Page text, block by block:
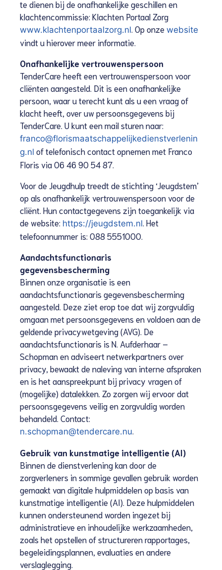
te dienen bij de onafhankelijke geschillen en
klachtencommissie: Klachten Portaal Zorg
www.klachtenportaalzorg.nl . Op onze website
vindt u hierover meer informatie.
Onafhankelijke vertrouwenspersoon
TenderCare heeft een vertrouwenspersoon voor
cliënten aangesteld. Dit is een onafhankelijke
persoon, waar u terecht kunt als u een vraag of
klacht heeft, over uw persoonsgegevens bij
TenderCare. U kunt een mail sturen naar:
franco@florismaatschappelijkedienstverlenin
g.nl of telefonisch contact opnemen met Franco
Floris via 06 46 90 54 87.
Voor de Jeugdhulp treedt de stichting ‘Jeugdstem’
op als onafhankelijk vertrouwenspersoon voor de
cliënt. Hun contactgegevens zijn toegankelijk via
de website: https://jeugdstem.nl . Het
telefoonnummer is: 088 5551000.
Aandachtsfunctionaris
gegevensbescherming
Binnen onze organisatie is een
aandachtsfunctionaris gegevensbescherming
aangesteld. Deze ziet erop toe dat wij zorgvuldig
omgaan met persoonsgegevens en voldoen aan de
geldende privacywetgeving (AVG). De
aandachtsfunctionaris is N. Aufderhaar –
Schopman en adviseert netwerkpartners over
privacy, bewaakt de naleving van interne afspraken
en is het aanspreekpunt bij privacy vragen of
(mogelijke) datalekken. Zo zorgen wij ervoor dat
persoonsgegevens veilig en zorgvuldig worden
behandeld. Contact:
n.schopman@tendercare.nu
Gebruik van kunstmatige intelligentie (AI)
Binnen de dienstverlening kan door de
zorgverleners in sommige gevallen gebruik worden
gemaakt van digitale hulpmiddelen op basis van
kunstmatige intelligentie (AI). Deze hulpmiddelen
kunnen ondersteunend worden ingezet bij
administratieve en inhoudelijke werkzaamheden,
zoals het opstellen of structureren rapportages,
begeleidingsplannen, evaluaties en andere
verslaglegging.